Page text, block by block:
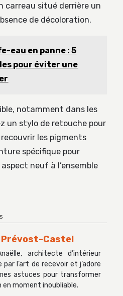
carreau situé derrière un
de décoloration.
eau en panne : 5
pour éviter une
notamment dans les
un stylo de retouche pour
les pigments
spécifique pour
neuf à l’ensemble
Prévost-Castel
architecte d’intérieur
par l’art de recevoir et j’adore
astuces pour transformer
en moment inoubliable.